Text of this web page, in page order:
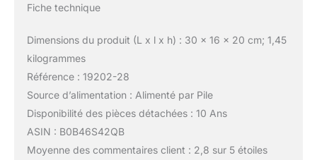
Fiche technique
Dimensions du produit (L x l x h) : 30 x 16 x 20 cm; 1,45
kilogrammes
Référence : 19202-28
Source d’alimentation : Alimenté par Pile
Disponibilité des pièces détachées : 10 Ans
ASIN : B0B46S42QB
Moyenne des commentaires client : 2,8 sur 5 étoiles